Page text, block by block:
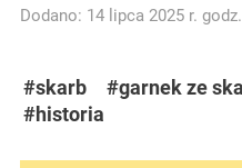
Dodano: 14 lipca 2025 r.
#skarb #garnek ze
#historia